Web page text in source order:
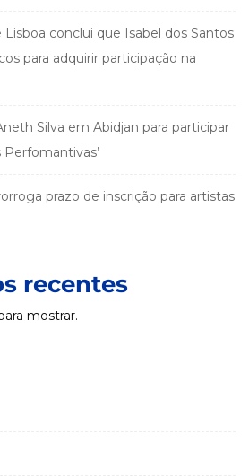
Lisboa conclui que Isabel dos Santos
para adquirir participação na
Silva em Abidjan para participar
Perfomantivas’
prazo de inscrição para artistas
recentes
mostrar.